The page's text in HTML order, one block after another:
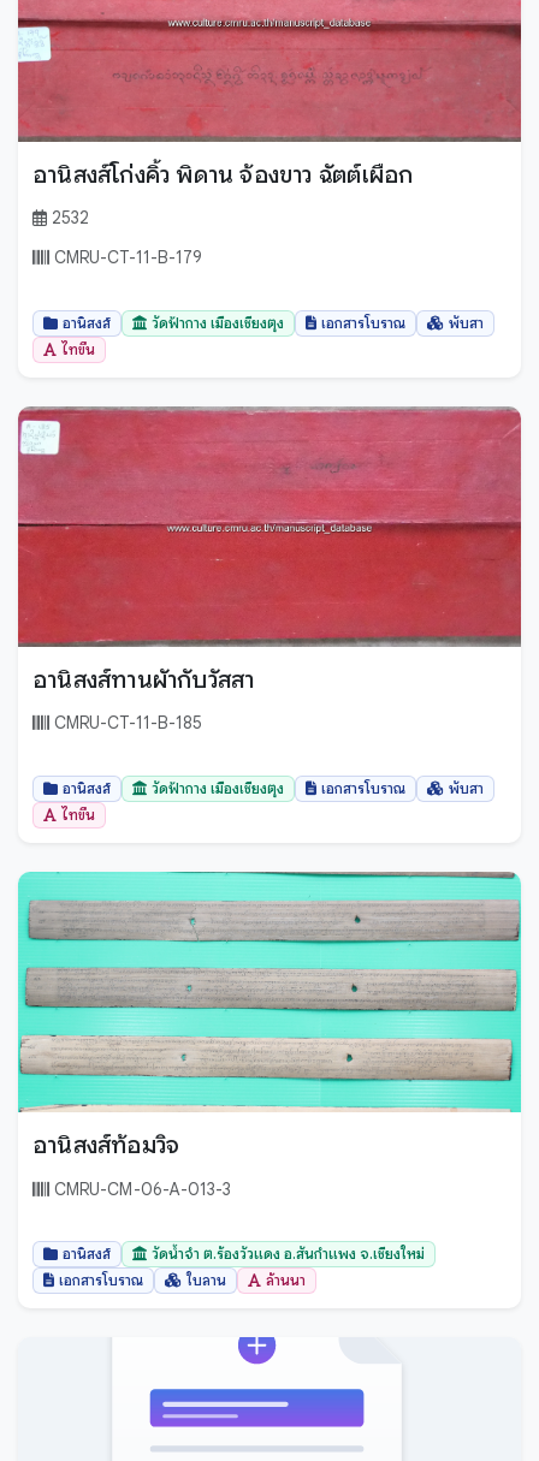
อานิสงส์โก่งคิ้ว พิดาน จ้องขาว ฉัตต์เผือก
2532
CMRU-CT-11-B-179
อานิสงส์ วัดฟ้ากาง เมืองเชียงตุง เอกสารโบราณ
พับสา
ไทขึน
อานิสงส์ทานผัากับวัสสา
CMRU-CT-11-B-185
อานิสงส์ วัดฟ้ากาง เมืองเชียงตุง เอกสารโบราณ
พับสา
ไทขึน
อานิสงส์ท้อมวิจ
CMRU-CM-06-A-013-3
อานิสงส์
วัดน้ำจำ ต.ร้องวัวแดง อ.สันกำแพง จ.เชียงใหม่
เอกสารโบราณ
ใบลาน ล้านนา